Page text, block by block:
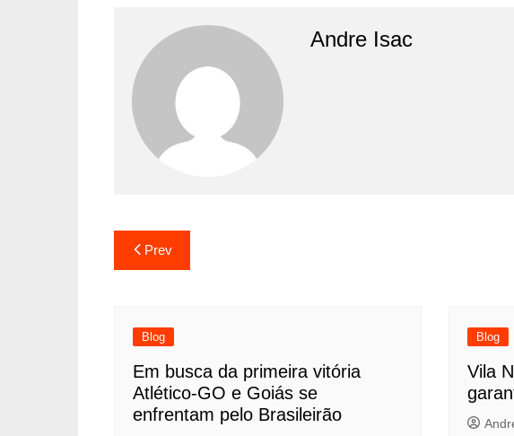
Andre Isac
Prev
Blog
Em busca da primeira vitória
Atlético-GO e Goiás se
enfrentam pelo Brasileirão
Blog
Vila